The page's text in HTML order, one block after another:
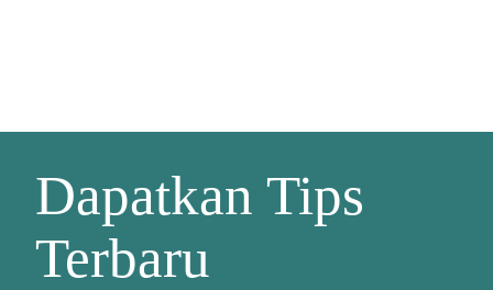
Dapatkan Tips
Terbaru